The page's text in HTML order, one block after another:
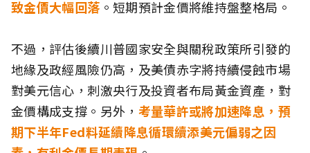
致金價大幅回落。短期預計金價將維持盤整格局。
不過，評估後續川普國家安全與關稅政策所引發的
地緣及政經風險仍高，及美債赤字將持續侵蝕市場
對美元信心，刺激央行及投資者布局黃金資產，對
金價構成支撐。另外， 考量華許或將加速降息，預
期下半年Fed料延續降息循環續添美元偏弱之因